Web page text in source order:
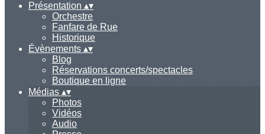
Présentation ▴▾
Orchestre
Fanfare de Rue
Historique
Évènements ▴▾
Blog
Réservations concerts/spectacles
Boutique en ligne
Médias ▴▾
Photos
Vidéos
Audio